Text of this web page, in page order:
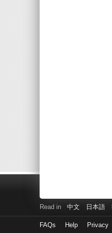
Read in 中文 日本語
FAQs Help Privacy